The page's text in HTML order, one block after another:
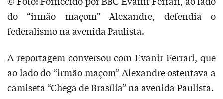
do “irmão maçom” Alexandre, defendia o
federalismo na avenida Paulista.
A reportagem conversou com Evanir Ferrari, que
ao lado do “irmão maçom” Alexandre ostentava a
camiseta “Chega de Brasília” na avenida Paulista.